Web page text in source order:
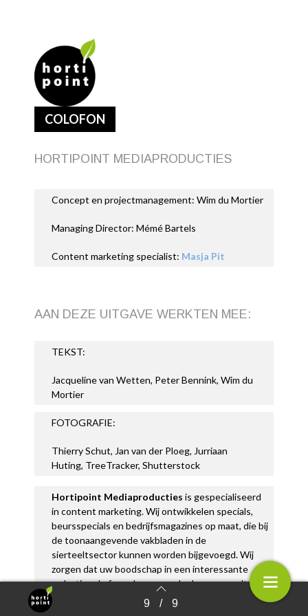
Terug naar overzicht 9 / 9
COLOFON
HORTIPOINT MEDIAPRODUCTIES
Concept en projectmanagement: Wim du Mortier
Managing Director: Mémé Bartels
Content marketing specialist: Masja Pit
AAN DEZE UITGAVE WERKTEN MEE:
TEKST:
Jacqueline van Wetten, Peter Bennink, Wim du
Mortier
FOTOGRAFIE:
Thierry Schut, Jan van der Ploeg, Jurriaan
Huting, TreeTracker, Shutterstock
Hortipoint Mediaproducties is gespecialiseerd
in content marketing. Wij ontwikkelen specials,
beursspecials en bedrijfsmagazines op maat, die bij
de toonaangevende vakbladen in de
sierteeltsector kunnen worden bijgevoegd. Wij
zorgen dat uw boodschap in een interessante
redactionele formule aan uw doelgroep wordt
overgebracht en een groot bereik heeft in de